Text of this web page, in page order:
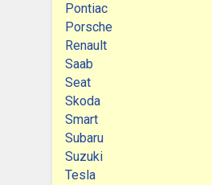
Pontiac
Porsche
Renault
Saab
Seat
Skoda
Smart
Subaru
Suzuki
Tesla